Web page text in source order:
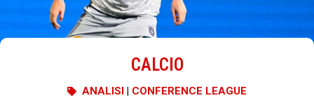
CALCIO
ANALISI | CONFERENCE LEAGUE